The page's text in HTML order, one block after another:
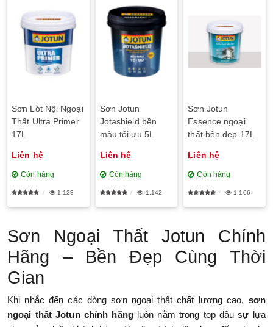
Sơn Lót Nội Ngoại
Thất Ultra Primer
17L
Liên hệ
Còn hàng
1,123
Sơn Jotun
Jotashield bền
màu tối ưu 5L
Liên hệ
Còn hàng
1,142
Sơn Jotun
Essence ngoại
thất bền đẹp 17L
Liên hệ
Còn hàng
1,106
Sơn Ngoại Thất Jotun Chính
Hãng – Bền Đẹp Cùng Thời
Gian
Khi nhắc đến các dòng sơn ngoại thất chất lượng cao, sơn
ngoại thất Jotun chính hãngluôn nằm trong top đầu sự lựa